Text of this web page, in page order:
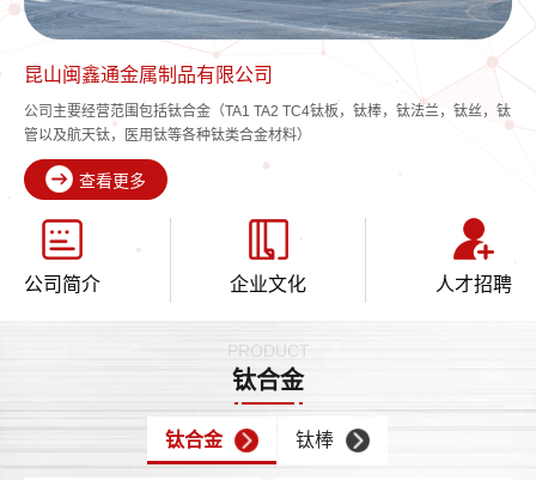
昆山闽鑫通金属制品有限公司
公司主要经营范围包括钛合金（TA1 TA2 TC4钛板，钛棒，钛法兰，钛丝，钛
管以及航天钛，医用钛等各种钛类合金材料）
查看更多
公司简介 企业文化 人才招聘
PRODUCT
钛合金
钛合金 钛棒